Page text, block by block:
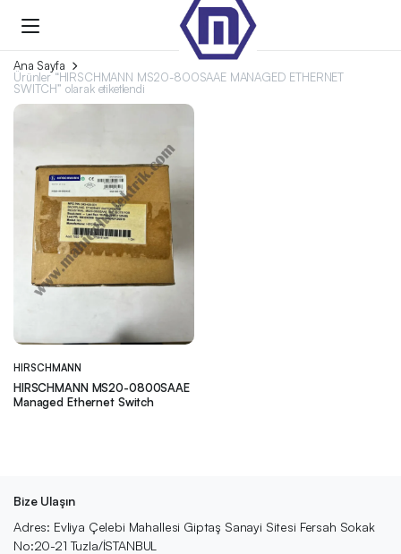
Ana Sayfa
Ürünler “HIRSCHMANN MS20-800SAAE MANAGED ETHERNET
SWITCH” olarak etiketlendi
HIRSCHMANN
HIRSCHMANN MS20-0800SAAE
Managed Ethernet Switch
Bize Ulaşın
Adres: Evliya Çelebi Mahallesi Giptaş Sanayi Sitesi Fersah Sokak
No:20-21 Tuzla/İSTANBUL